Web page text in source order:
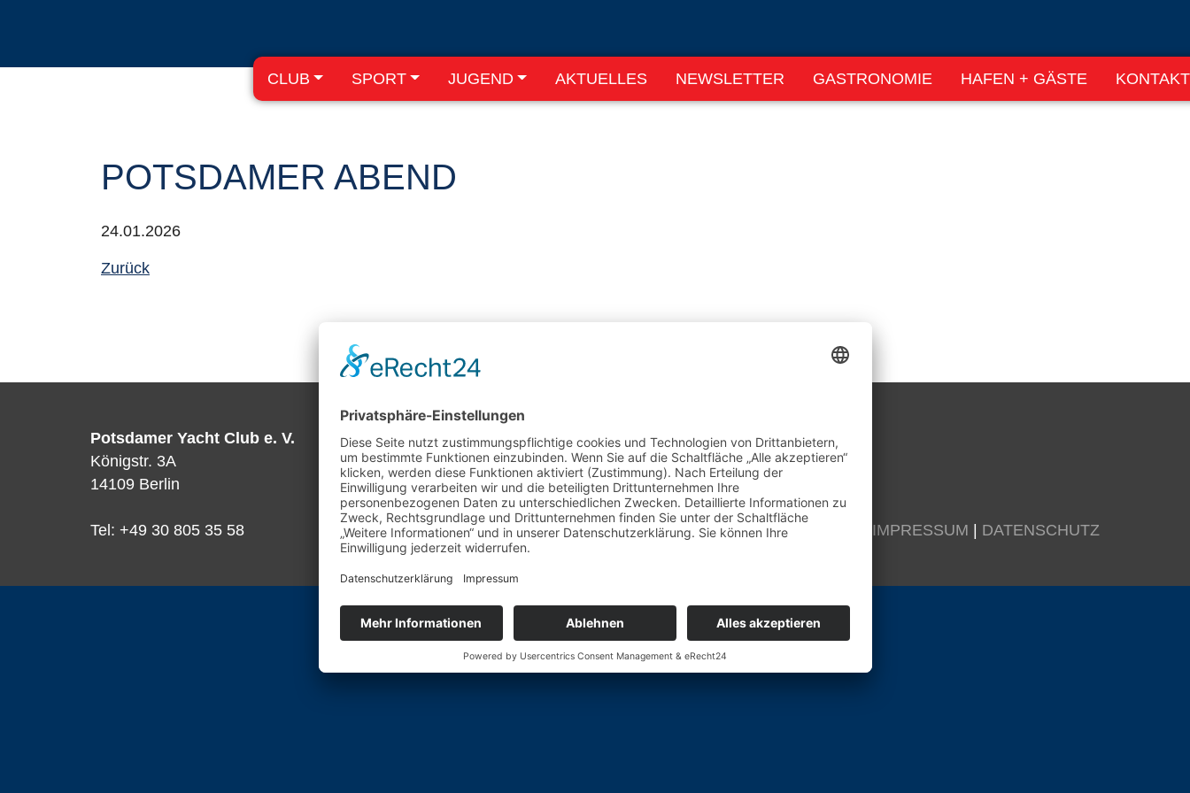
CLUB SPORT JUGEND AKTUELLES NEWSLETTER GASTRONOMIE HAFEN + GÄSTE KONTAKT
POTSDAMER ABEND
24.01.2026
Zurück
Potsdamer Yacht Club e. V.
Königstr. 3A
14109 Berlin
Tel: +49 30 805 35 58 KONTAKT IMPRESSUM DATENSCHUTZ